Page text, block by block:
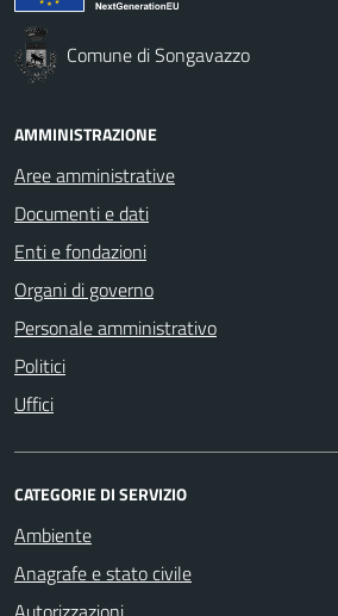
Comune di Songavazzo
AMMINISTRAZIONE
Aree amministrative
Documenti e dati
Enti e fondazioni
Organi di governo
Personale amministrativo
Politici
Uffici
CATEGORIE DI SERVIZIO
Ambiente
Anagrafe e stato civile